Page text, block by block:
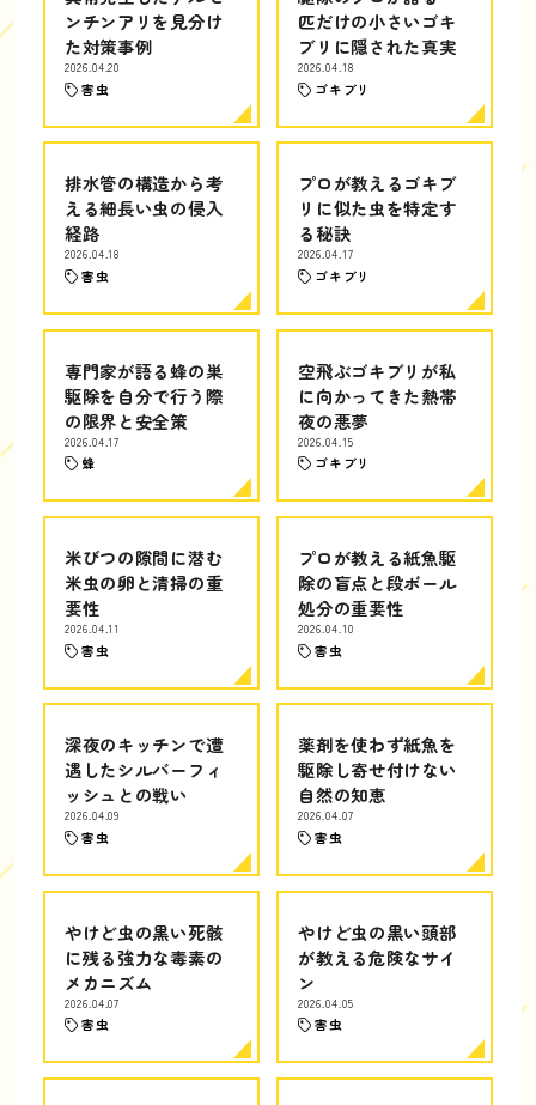
ンチンアリを見分け
た対策事例
2026.04.20
害虫
匹だけの小さいゴキ
ブリに隠された真実
2026.04.18
ゴキブリ
排水管の構造から考
える細長い虫の侵入
経路
2026.04.18
害虫
プロが教えるゴキブ
リに似た虫を特定す
る秘訣
2026.04.17
ゴキブリ
専門家が語る蜂の巣
駆除を自分で行う際
の限界と安全策
2026.04.17
蜂
空飛ぶゴキブリが私
に向かってきた熱帯
夜の悪夢
2026.04.15
ゴキブリ
米びつの隙間に潜む
米虫の卵と清掃の重
要性
2026.04.11
害虫
プロが教える紙魚駆
除の盲点と段ボール
処分の重要性
2026.04.10
害虫
深夜のキッチンで遭
遇したシルバーフィ
ッシュとの戦い
2026.04.09
害虫
薬剤を使わず紙魚を
駆除し寄せ付けない
自然の知恵
2026.04.07
害虫
やけど虫の黒い死骸
に残る強力な毒素の
メカニズム
2026.04.07
害虫
やけど虫の黒い頭部
が教える危険なサイ
ン
2026.04.05
害虫